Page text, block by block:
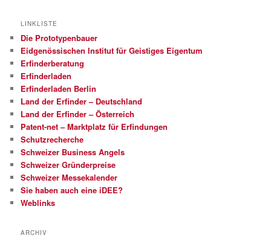
LINKLISTE
Die Prototypenbauer
Eidgenössischen Institut für Geistiges Eigentum
Erfinderberatung
Erfinderladen
Erfinderladen Berlin
Land der Erfinder – Deutschland
Land der Erfinder – Österreich
Patent-net – Marktplatz für Erfindungen
Schutzrecherche
Schweizer Business Angels
Schweizer Gründerpreise
Schweizer Messekalender
Sie haben auch eine iDEE?
Weblinks
ARCHIV